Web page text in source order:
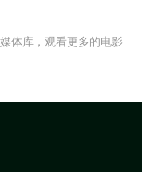
体库，观看更多的电影